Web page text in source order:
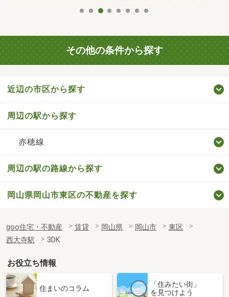
その他の条件から探す
近辺の市区から探す
周辺の駅から探す
赤穂線
周辺の駅の路線から探す
岡山県岡山市東区の不動産を探す
goo住宅・不動産 賃貸 岡山県 岡山市
東区
西大寺駅
3DK
お役立ち情報
住まいのコラム
「住みたい街」
を見つけよう